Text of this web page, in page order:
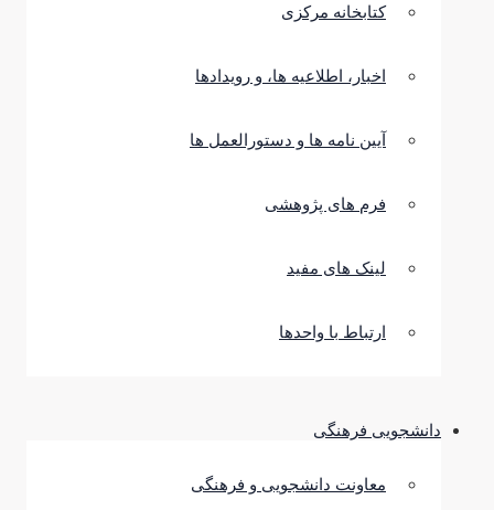
کتابخانه مرکزی
اخبار، اطلاعیه ها، و رویدادها
آیین نامه ها و دستورالعمل ها
فرم های پژوهشی
لینک های مفید
ارتباط با واحدها
دانشجویی فرهنگی
معاونت دانشجویی و فرهنگی